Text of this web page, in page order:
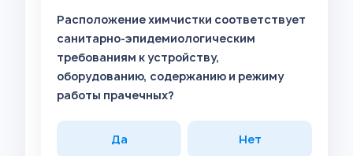
Расположение химчистки соответствует
санитарно-эпидемиологическим
требованиям к устройству,
оборудованию, содержанию и режиму
работы прачечных?
Да Нет